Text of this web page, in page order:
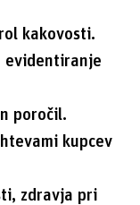
kakovosti.
evidentiranje
poročil.
kupcev
zdravja pri